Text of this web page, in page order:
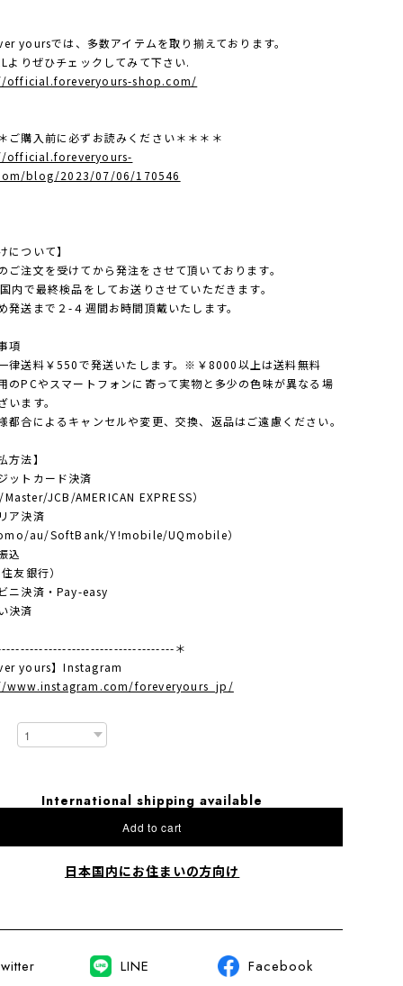
yoursでは、多数アイテムを取り揃えております。
よりぜひチェックしてみて下さい.
official.foreveryours-shop.com/
ご購入前に必ずお読みください＊＊＊＊
official.foreveryours-
blog/2023/07/06/170546
について】
ご注文を受けてから発注をさせて頂いております。
内で最終検品をしてお送りさせていただきます。
発送まで２-４週間お時間頂戴いたします。
項
律送料￥550で発送いたします。※￥8000以上は送料無料
のPCやスマートフォンに寄って実物と多少の色味が異なる場
います。
都合によるキャンセルや変更、交換、返品はご遠慮ください。
方法】
ットカード決済
JCB/AMERICAN EXPRESS）
ア決済
au/SoftBank/Y!mobile/UQmobile）
込
友銀行）
ニ決済・Pay-easy
決済
＊
yours】Instagram
www.instagram.com/foreveryours_jp/
International shipping available
Add to cart
日本国内にお住まいの方向け
LINE Facebook